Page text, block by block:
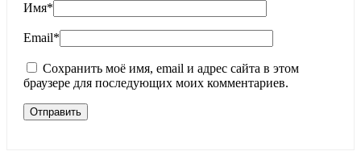
Имя*
Email*
Сохранить моё имя, email и адрес сайта в этом
браузере для последующих моих комментариев.